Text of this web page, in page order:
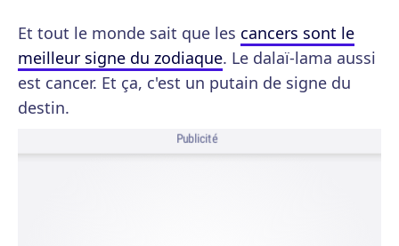
Et tout le monde sait que les cancers sont le
meilleur signe du zodiaque. Le dalaï-lama aussi
est cancer. Et ça, c'est un putain de signe du
destin.
Publicité